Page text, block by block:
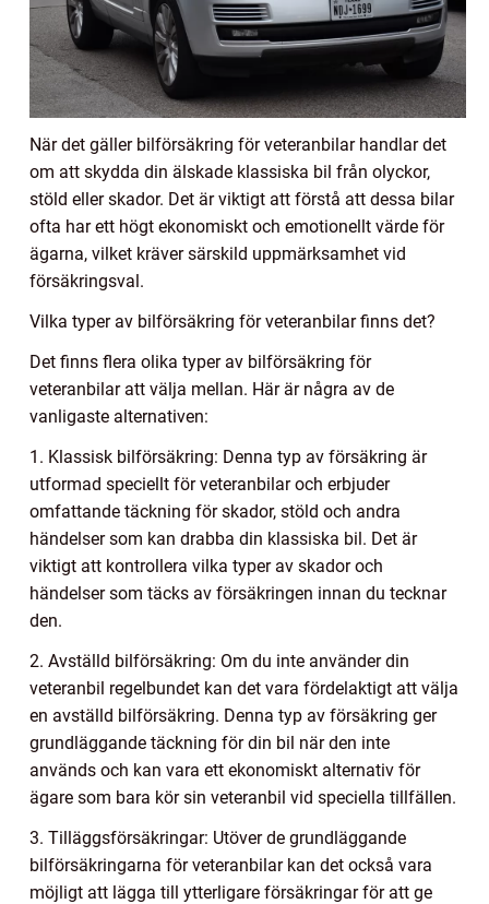
När det gäller bilförsäkring för veteranbilar handlar det
om att skydda din älskade klassiska bil från olyckor,
stöld eller skador. Det är viktigt att förstå att dessa bilar
ofta har ett högt ekonomiskt och emotionellt värde för
ägarna, vilket kräver särskild uppmärksamhet vid
försäkringsval.
Vilka typer av bilförsäkring för veteranbilar finns det?
Det finns flera olika typer av bilförsäkring för
veteranbilar att välja mellan. Här är några av de
vanligaste alternativen:
1. Klassisk bilförsäkring: Denna typ av försäkring är
utformad speciellt för veteranbilar och erbjuder
omfattande täckning för skador, stöld och andra
händelser som kan drabba din klassiska bil. Det är
viktigt att kontrollera vilka typer av skador och
händelser som täcks av försäkringen innan du tecknar
den.
2. Avställd bilförsäkring: Om du inte använder din
veteranbil regelbundet kan det vara fördelaktigt att välja
en avställd bilförsäkring. Denna typ av försäkring ger
grundläggande täckning för din bil när den inte
används och kan vara ett ekonomiskt alternativ för
ägare som bara kör sin veteranbil vid speciella tillfällen.
3. Tilläggsförsäkringar: Utöver de grundläggande
bilförsäkringarna för veteranbilar kan det också vara
möjligt att lägga till ytterligare försäkringar för att ge